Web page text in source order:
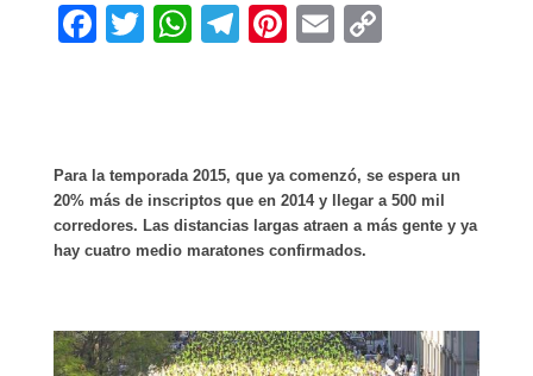
Facebook
Twitter
WhatsApp
Telegram
Pinterest
EmailCopy
Para la temporada 2015, que ya comenzó, se espera un
20% más de inscriptos que en 2014 y llegar a 500 mil
corredores. Las distancias largas atraen a más gente y ya
hay cuatro medio maratones confirmados.